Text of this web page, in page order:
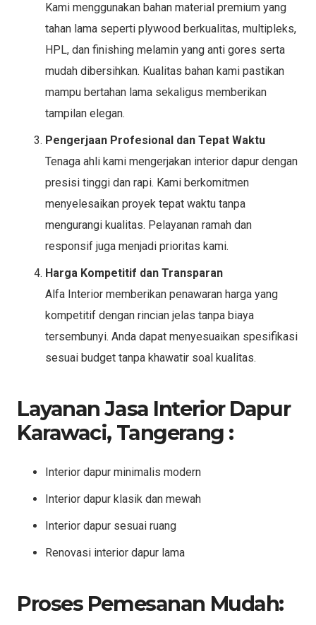
Kami menggunakan bahan material premium yang
tahan lama seperti plywood berkualitas, multipleks,
HPL, dan finishing melamin yang anti gores serta
mudah dibersihkan. Kualitas bahan kami pastikan
mampu bertahan lama sekaligus memberikan
tampilan elegan.
Pengerjaan Profesional dan Tepat Waktu
Tenaga ahli kami mengerjakan interior dapur dengan
presisi tinggi dan rapi. Kami berkomitmen
menyelesaikan proyek tepat waktu tanpa
mengurangi kualitas. Pelayanan ramah dan
responsif juga menjadi prioritas kami.
Harga Kompetitif dan Transparan
Alfa Interior memberikan penawaran harga yang
kompetitif dengan rincian jelas tanpa biaya
tersembunyi. Anda dapat menyesuaikan spesifikasi
sesuai budget tanpa khawatir soal kualitas.
Layanan Jasa Interior Dapur
Karawaci, Tangerang :
Interior dapur minimalis modern
Interior dapur klasik dan mewah
Interior dapur sesuai ruang
Renovasi interior dapur lama
Proses Pemesanan Mudah: